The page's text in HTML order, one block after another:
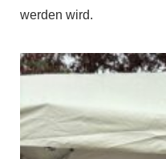
werden wird.